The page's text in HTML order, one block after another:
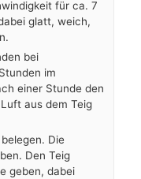
für ca. 7
glatt, weich,
bei
im
einer Stunde den
aus dem Teig
Die
Den Teig
geben, dabei